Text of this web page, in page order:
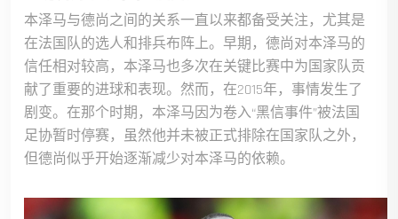
本泽马与德尚之间的关系一直以来都备受关注，尤其是
在法国队的选人和排兵布阵上。早期，德尚对本泽马的
信任相对较高，本泽马也多次在关键比赛中为国家队贡
献了重要的进球和表现。然而，在2015年，事情发生了
剧变。在那个时期，本泽马因为卷入“黑信事件”被法国
足协暂时停赛，虽然他并未被正式排除在国家队之外，
但德尚似乎开始逐渐减少对本泽马的依赖。